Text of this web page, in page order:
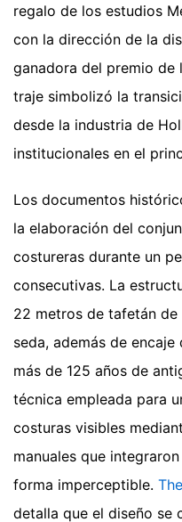
regalo de los estudios
con la dirección de la
ganadora del premio de
traje simbolizó la
desde la industria de
institucionales en el
Los documentos
la elaboración del
costureras durante un
consecutivas. La
22 metros de tafetán
seda, además de
más de 125 años de
técnica empleada para
costuras visibles
manuales que
forma imperceptible.
detalla que el diseño se